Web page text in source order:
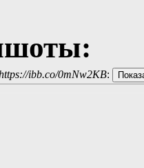
ibb.co/0mNw2KB: